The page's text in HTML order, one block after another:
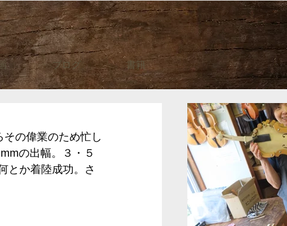
ブログ 書籍
の偉業のため忙し
の出幅。３・５
とか着陸成功。さ